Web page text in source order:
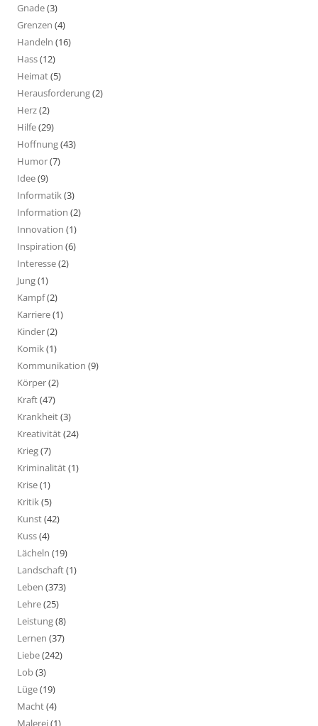
Gnade(3)
Grenzen (4)
Handeln (16)
Hass(12)
Heimat(5)
Herausforderung(2)
Herz(2)
Hilfe(29)
Hoffnung(43)
Humor(7)
Idee(9)
Informatik(3)
Information (2)
Innovation (1)
Inspiration (6)
Interesse(2)
Jung(1)
Kampf(2)
Karriere(1)
Kinder(2)
Komik(1)
Kommunikation (9)
Körper(2)
Kraft(47)
Krankheit(3)
Kreativität(24)
Krieg(7)
Kriminalität(1)
Krise(1)
Kritik(5)
Kunst(42)
Kuss(4)
Lächeln (19)
Landschaft(1)
Leben (373)
Lehre(25)
Leistung(8)
Lernen (37)
Liebe(242)
Lob(3)
Lüge(19)
Macht(4)
Malerei(1)